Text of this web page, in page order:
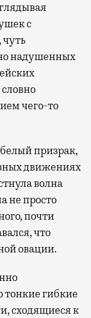
с
надушенных
чего-то
призрак,
движениях
волна
не просто
почти
что
овации.
гибкие
сходящиеся к